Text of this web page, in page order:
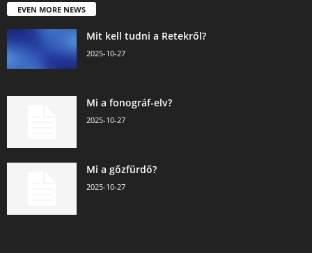
EVEN MORE NEWS
Mit kell tudni a Retekről?
2025-10-27
Mi a fonográf-elv?
2025-10-27
Mi a gőzfürdő?
2025-10-27